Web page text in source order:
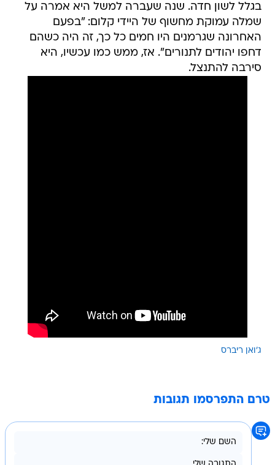
בגלל לשון חדה. שנה שעברה למשל היא אמרה על
שמלה עמוקת מחשוף של היידי קלום: "בפעם
האחרונה שגרמנים היו חמים כל כך, זה היה כשהם
דחפו יהודים לתנורים". אז, ממש כמו עכשיו, היא
סירבה להתנצל.
ג'ואן ריברס
טרם התפרסמו תגובות